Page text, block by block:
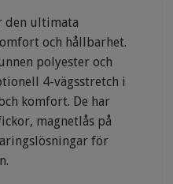
den ultimata
och hållbarhet.
polyester och
4-vägsstretch i
komfort. De har
magnetlås på
för